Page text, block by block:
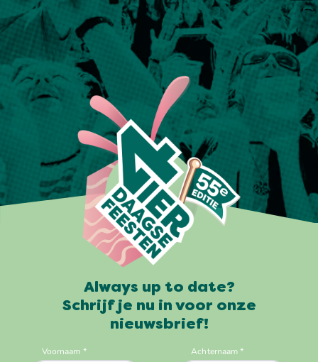
Always up to date?
Schrijf je nu in voor onze
nieuwsbrief!